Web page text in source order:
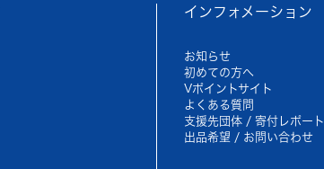
インフォメーション
お知らせ
初めての方へ
Vポイントサイト
よくある質問
支援先団体 / 寄付レポート
出品希望 / お問い合わせ